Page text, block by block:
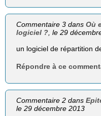
Commentaire 3 dansOù
logiciel ? , le 29
un logiciel de répartition
Répondre à ce
Commentaire 2 dans
le 29 décembre 2013